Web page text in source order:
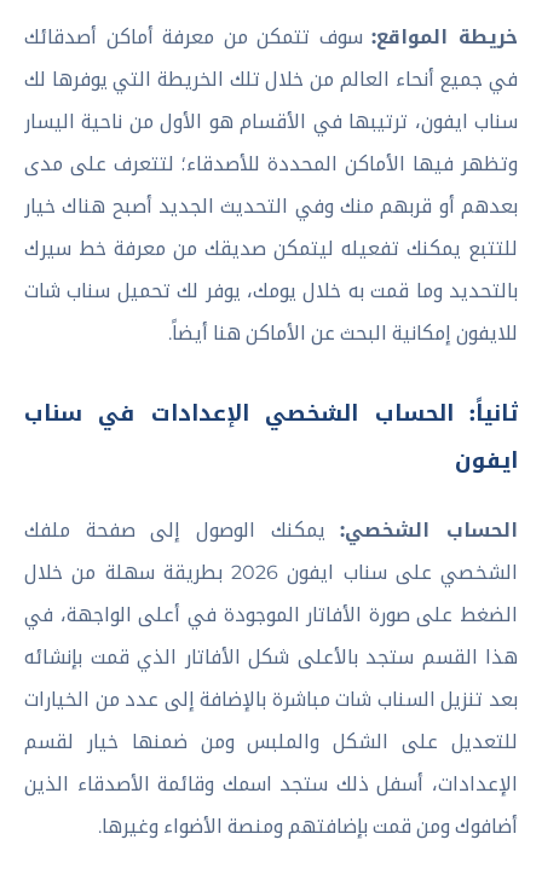
خريطة المواقع:سوف تتمكن من معرفة أماكن أصدقائك
في جميع أنحاء العالم من خلال تلك الخريطة التي يوفرها لك
سناب ايفون، ترتيبها في الأقسام هو الأول من ناحية اليسار
وتظهر فيها الأماكن المحددة للأصدقاء؛ لتتعرف على مدى
بعدهم أو قربهم منك وفي التحديث الجديد أصبح هناك خيار
للتتبع يمكنك تفعيله ليتمكن صديقك من معرفة خط سيرك
بالتحديد وما قمت به خلال يومك، يوفر لك تحميل سناب شات
للايفون إمكانية البحث عن الأماكن هنا أيضاً.
ثانياً: الحساب الشخصي الإعدادات في سناب
ايفون
الحساب الشخصي:يمكنك الوصول إلى صفحة ملفك
الشخصي على سناب ايفون 2026 بطريقة سهلة من خلال
الضغط على صورة الأفاتار الموجودة في أعلى الواجهة، في
هذا القسم ستجد بالأعلى شكل الأفاتار الذي قمت بإنشائه
بعد تنزيل السناب شات مباشرة بالإضافة إلى عدد من الخيارات
للتعديل على الشكل والملبس ومن ضمنها خيار لقسم
الإعدادات، أسفل ذلك ستجد اسمك وقائمة الأصدقاء الذين
أضافوك ومن قمت بإضافتهم ومنصة الأضواء وغيرها.